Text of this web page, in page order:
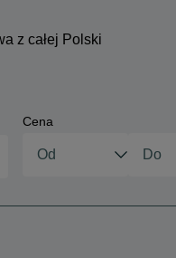
z całej Polski
Cena